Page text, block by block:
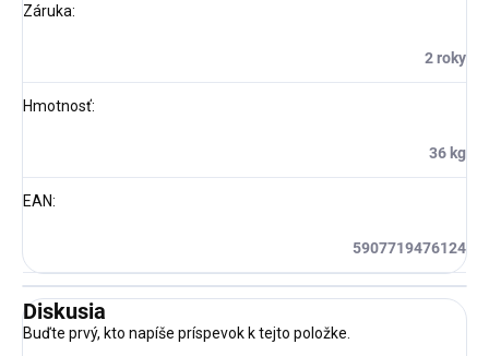
Záruka:
2 roky
Hmotnosť:
36 kg
EAN:
5907719476124
Diskusia
Buďte prvý, kto napíše príspevok k tejto položke.